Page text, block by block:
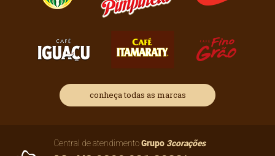
conheça todas as marcas
Central de atendimentoGrupo 3corações